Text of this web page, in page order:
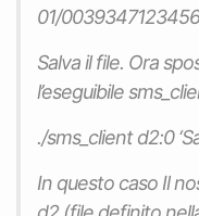
01/
Salva il file. Ora
l’eseguibile
./sms_client d2:0
In questo caso Il